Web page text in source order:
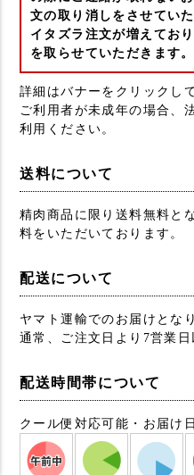
文の取り消しをさせてい
イタズラ注文が増えてお
を取らせていただきます
詳細はバナーをクリックし
ご利用者が未成年の場合、
利用ください。
送料について
精肉商品に限り送料無料と
料をいただいております。
配送について
ヤマト運輸でのお届けとな
通常、ご注文日より7営業日
配送時間帯について
クール便対応可能・お届け